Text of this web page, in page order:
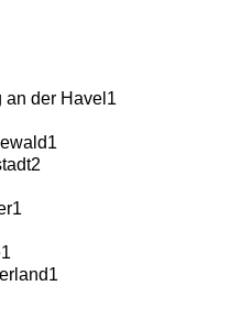
an der Havel 1
1
2
1
1
1